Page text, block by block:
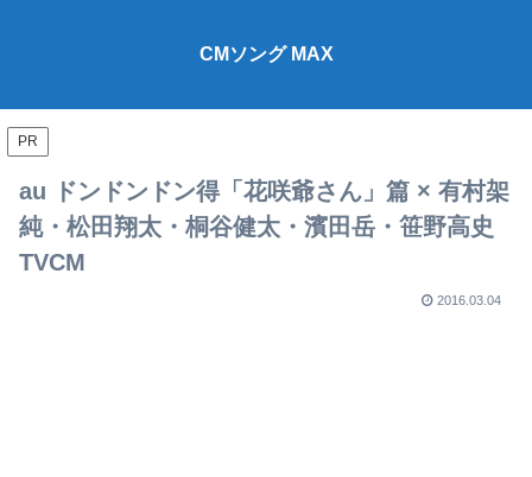
CMソング MAX
PR
au ドンドンドン得「花咲爺さん」篇 × 有村架
純・松田翔太・桐谷健太・濱田岳・笹野高史
TVCM
2016.03.04